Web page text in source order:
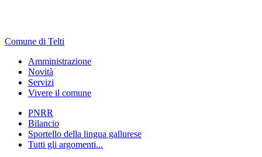
Comune di Telti
Amministrazione
Novità
Servizi
Vivere il comune
PNRR
Bilancio
Sportello della lingua gallurese
Tutti gli argomenti...